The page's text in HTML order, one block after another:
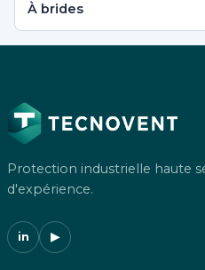
À brides
Protection industrielle haute
d'expérience.
in ▶